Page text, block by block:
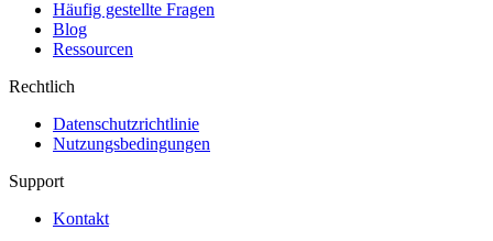
Häufig gestellte Fragen
Blog
Ressourcen
Rechtlich
Datenschutzrichtlinie
Nutzungsbedingungen
Support
Kontakt